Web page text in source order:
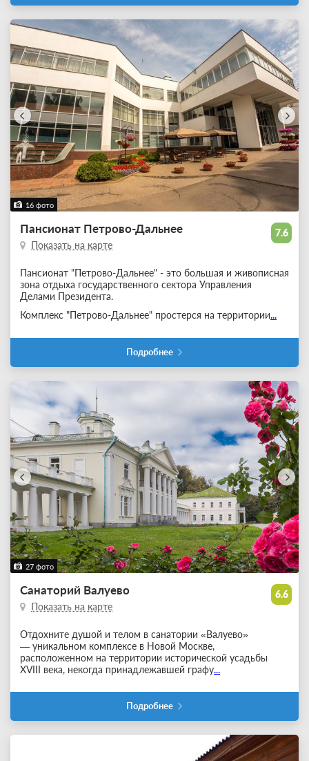
16 фото
7.6
Пансионат Петрово-Дальнее
Показать на карте
Пансионат "Петрово-Дальнее" - это большая и живописная
зона отдыха государственного сектора Управления
Делами Президента.
Комплекс "Петрово-Дальнее" простерся на территории...
Подробнее
27 фото
6.6
Санаторий Валуево
Показать на карте
Отдохните душой и телом в санатории «Валуево»
— уникальном комплексе в Новой Москве,
расположенном на территории исторической усадьбы
XVIII века, некогда принадлежавшей графу...
Подробнее